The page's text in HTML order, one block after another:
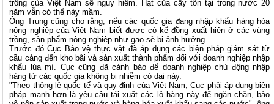
trồng của Việt Nam sẽ nguy hiểm. Hạt của cây tồn tại trong nước 20
năm vẫn có thể nảy mầm.
Ông Trung cũng cho rằng, nếu các quốc gia đang nhập khẩu hàng hóa
nông nghiệp của Việt Nam biết được cỏ kế đồng xuất hiện ở các vùng
trồng, sản phẩm nông nghiệp như gạo sẽ bị ảnh hưởng.
Trước đó Cục Bảo vệ thực vật đã áp dụng các biện pháp giám sát từ
cầu cảng đến kho bãi và sản xuất thành phẩm đối với doanh nghiệp nhập
khẩu lúa mì. Cục cũng đã cảnh báo để doanh nghiệp chủ động nhập
hàng từ các quốc gia không bị nhiễm cỏ dại này.
"Theo thông lệ quốc tế và quy định của Việt Nam, Cục phải áp dụng biện
pháp mạnh hơn là yêu cầu tái xuất các lô hàng này để ngăn chặn, bảo